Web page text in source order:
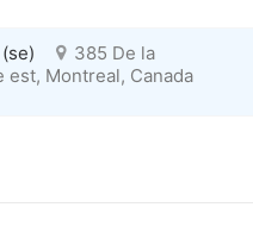
385 De la
est, Montreal, Canada